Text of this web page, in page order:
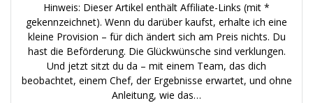
Hinweis: Dieser Artikel enthält Affiliate-Links (mit *
gekennzeichnet). Wenn du darüber kaufst, erhalte ich eine
kleine Provision – für dich ändert sich am Preis nichts. Du
hast die Beförderung. Die Glückwünsche sind verklungen.
Und jetzt sitzt du da – mit einem Team, das dich
beobachtet, einem Chef, der Ergebnisse erwartet, und ohne
Anleitung, wie das…